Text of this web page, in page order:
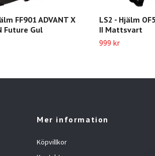
FF901 ADVANT X
Future Gul
LS2 - Hjälm
II Mattsvart
999 kr
Mer information
Köpvillkor